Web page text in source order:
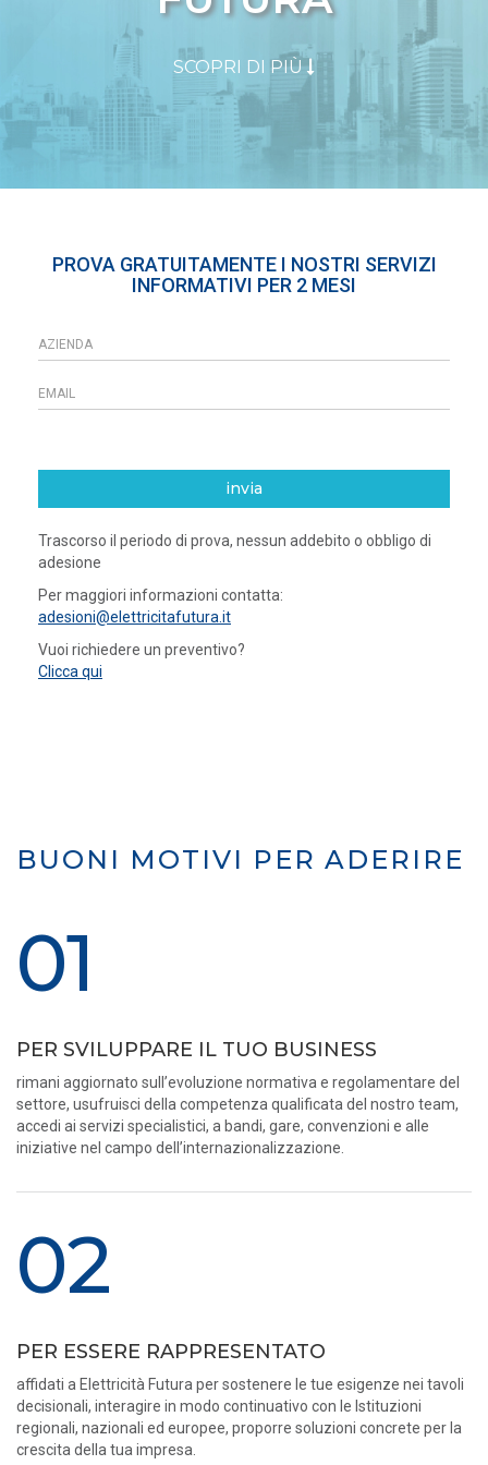
SCOPRI DI PIÙ
PROVA GRATUITAMENTE I NOSTRI SERVIZI
INFORMATIVI PER 2 MESI
invia
Trascorso il periodo di prova, nessun addebito o obbligo di
adesione
Per maggiori informazioni contatta:
adesioni@elettricitafutura.it
Vuoi richiedere un preventivo?
Clicca qui
BUONI MOTIVI PER ADERIRE
01
PER SVILUPPARE IL TUO BUSINESS
rimani aggiornato sull’evoluzione normativa e regolamentare del
settore, usufruisci della competenza qualificata del nostro team,
accedi ai servizi specialistici, a bandi, gare, convenzioni e alle
iniziative nel campo dell’internazionalizzazione.
02
PER ESSERE RAPPRESENTATO
affidati a Elettricità Futura per sostenere le tue esigenze nei tavoli
decisionali, interagire in modo continuativo con le Istituzioni
regionali, nazionali ed europee, proporre soluzioni concrete per la
crescita della tua impresa.